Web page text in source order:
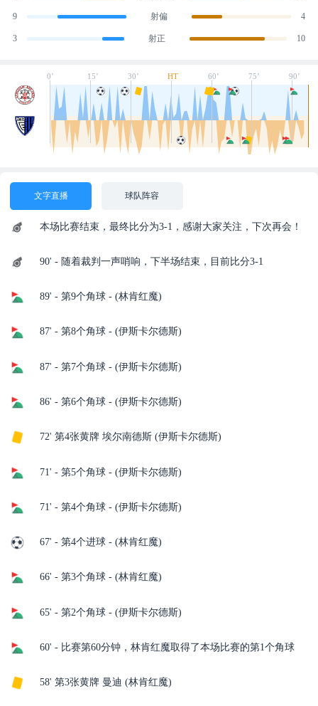
9 射偏 4
3 射正 10
0’ 15’ 30’ HT 60’ 75’ 90’
文字直播 球队阵容
本场比赛结束，最终比分为3-1，感谢大家关注，下次再会！
90' - 随着裁判一声哨响，下半场结束，目前比分3-1
89' - 第9个角球 - (林肯红魔)
87' - 第8个角球 - (伊斯卡尔德斯)
87' - 第7个角球 - (伊斯卡尔德斯)
86' - 第6个角球 - (伊斯卡尔德斯)
72' 第4张黄牌 埃尔南德斯 (伊斯卡尔德斯)
71' - 第5个角球 - (伊斯卡尔德斯)
71' - 第4个角球 - (伊斯卡尔德斯)
67' - 第4个进球 - (林肯红魔)
66' - 第3个角球 - (林肯红魔)
65' - 第2个角球 - (伊斯卡尔德斯)
60' - 比赛第60分钟，林肯红魔取得了本场比赛的第1个角球
58' 第3张黄牌 曼迪 (林肯红魔)